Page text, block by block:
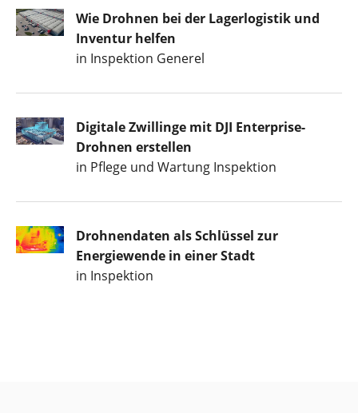
Wie Drohnen bei der Lagerlogistik und
Inventur helfen
in Inspektion Generel
Digitale Zwillinge mit DJI Enterprise-
Drohnen erstellen
in Pflege und Wartung Inspektion
Drohnendaten als Schlüssel zur
Energiewende in einer Stadt
in Inspektion